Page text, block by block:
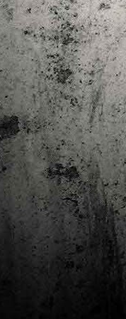
JUL
7
Club de
Arriba
aquests
al juliol i l'altre
Com és
Tarragona i les
MAY
1
Estudis
Del 3 al 5
Divendres faré
la taula rodona
còmic en els
acompanyat:
Estudis en